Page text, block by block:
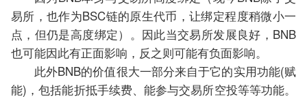
易所，也作为BSC链的原生代币，让绑定程度稍微小一
点，但仍是高度绑定）。因此当交易所发展良好，BNB
也可能因此有正面影响，反之则可能有负面影响。
此外BNB的价值很大一部分来自于它的实用功能(赋
能)，包括能折抵手续费、能参与交易所空投等等功能。